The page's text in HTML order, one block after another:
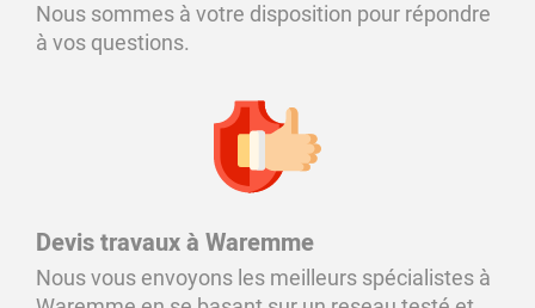
Nous sommes à votre disposition pour répondre
à vos questions.
Devis travaux à Waremme
Nous vous envoyons les meilleurs spécialistes à